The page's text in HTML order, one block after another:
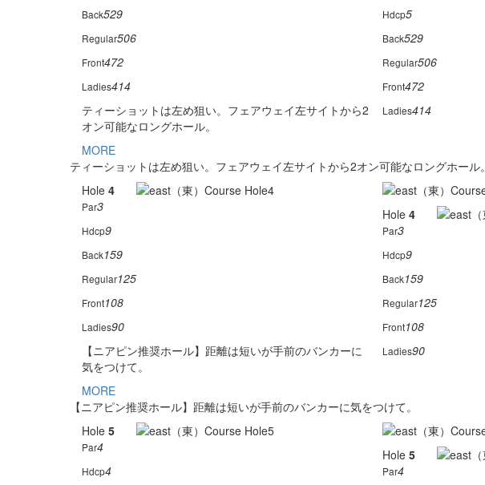
Back529
Regular506
Front472
Ladies414
ティーショットは左め狙い。フェアウェイ左サイトから2
オン可能なロングホール。
MORE
Hdcp5
Back529
Regular506
Front472
Ladies414
ティーショットは左め狙い。フェアウェイ左サイトから2オン可能なロングホール。
Hole 4
Par3
Hdcp9
Back159
Regular125
Front108
Ladies90
【ニアピン推奨ホール】距離は短いが手前のバンカーに
気をつけて。
MORE
Hole 4
Par3
Hdcp9
Back159
Regular125
Front108
Ladies90
【ニアピン推奨ホール】距離は短いが手前のバンカーに気をつけて。
Hole 5
Par4
Hdcp4
Hole 5
Par4